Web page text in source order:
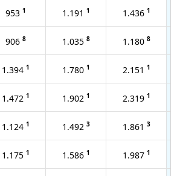
953 1 1.191 1 1.436 1
906 8 1.035 8 1.180 8
1.394 1 1.780 1 2.151 1
1.472 1 1.902 1 2.319 1
1.124 1 1.492 3 1.861 3
1.175 1 1.586 1 1.987 1